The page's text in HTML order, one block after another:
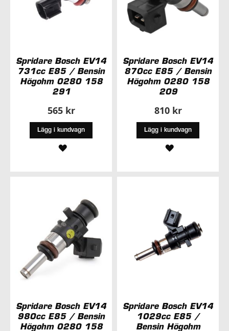
Spridare Bosch EV14
731cc E85 / Bensin
Högohm 0280 158
291
565 kr
Lägg i kundvagn
LÄGG
ÖNSKELISTA
Spridare Bosch EV14
870cc E85 / Bensin
Högohm 0280 158
209
810 kr
Lägg i kundvagn
LÄGG
Spridare Bosch EV14
980cc E85 / Bensin
Högohm 0280 158
Spridare Bosch EV14
1029cc E85 /
Bensin Högohm